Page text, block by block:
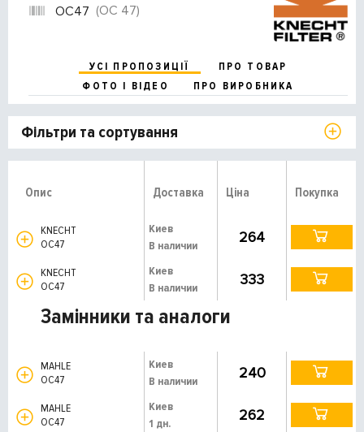
OC47 (OC 47)
УСІ ПРОПОЗИЦІЇ
ПРО ТОВАР
ФОТО І ВІДЕО
ПРО ВИРОБНИКА
Фільтри та сортування
Опис Доставка Ціна Покупка
KNECHT
OC47
Киев
В наличии
264
KNECHT
OC47
Киев
В наличии
333
Замінники та аналоги
MAHLE
OC47
Киев
В наличии
240
MAHLE
OC47
Киев
1 дн.
262